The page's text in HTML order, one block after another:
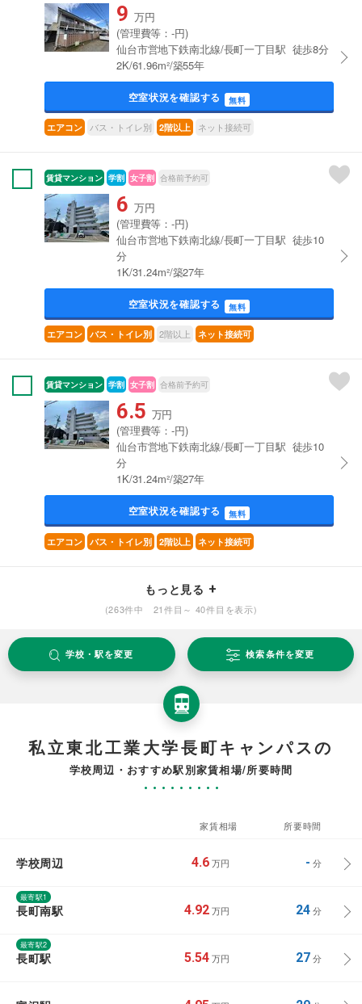
9 万円
(管理費等：-円)
仙台市営地下鉄南北線/長町一丁目駅 徒歩8分
2K/61.96m²/築55年
空室状況を確認する 無料
エアコン バス・トイレ別 2階以上 ネット接続可
賃貸マンション 学割 女子割 合格前予約可
6 万円
(管理費等：-円)
仙台市営地下鉄南北線/長町一丁目駅 徒歩10
分
1K/31.24m²/築27年
空室状況を確認する 無料
エアコン バス・トイレ別 2階以上 ネット接続可
賃貸マンション 学割 女子割 合格前予約可
6.5 万円
(管理費等：-円)
仙台市営地下鉄南北線/長町一丁目駅 徒歩10
分
1K/31.24m²/築27年
空室状況を確認する 無料
エアコン バス・トイレ別 2階以上 ネット接続可
もっと見る
(263件中 21件目～ 40件目を表示)
学校・駅を変更 検索条件を変更
私立東北工業大学長町キャンパスの
学校周辺・おすすめ駅別家賃相場/所要時間
家賃相場 所要時間
学校周辺 4.6 万円 - 分
最寄駅1
長町南駅 4.92 万円 24分
最寄駅2
長町駅 5.54 万円 27分